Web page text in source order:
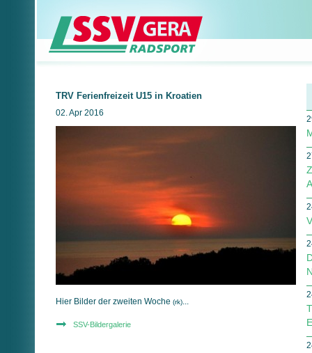
TRV Ferienfreizeit U15 in Kroatien
02. Apr 2016
Hier Bilder der zweiten Woche (rk)...
SSV-Bildergalerie